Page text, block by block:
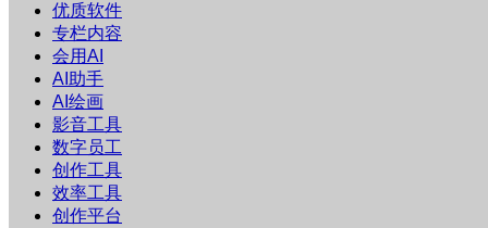
优质软件
专栏内容
会用AI
AI助手
AI绘画
影音工具
数字员工
创作工具
效率工具
创作平台